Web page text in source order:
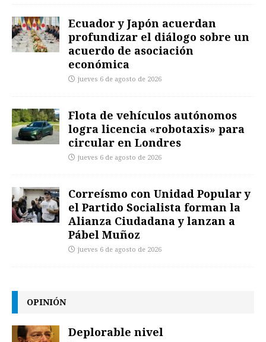
Ecuador y Japón acuerdan
profundizar el diálogo sobre un
acuerdo de asociación
económica
jueves 6 de agosto de 2026
Flota de vehículos autónomos
logra licencia «robotaxis» para
circular en Londres
jueves 6 de agosto de 2026
Correísmo con Unidad Popular y
el Partido Socialista forman la
Alianza Ciudadana y lanzan a
Pábel Muñoz
jueves 6 de agosto de 2026
OPINIÓN
Deplorable nivel